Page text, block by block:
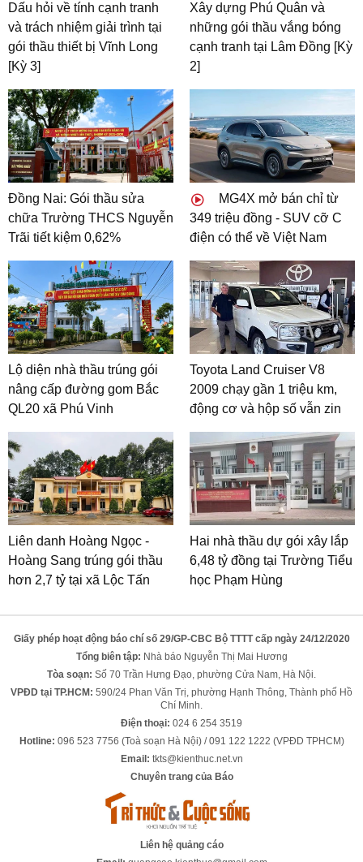
Dấu hỏi về tính cạnh tranh
và trách nhiệm giải trình tại
gói thầu thiết bị Vĩnh Long
[Kỳ 3]
Xây dựng Phú Quân và
những gói thầu vắng bóng
cạnh tranh tại Lâm Đồng [Kỳ
2]
Đồng Nai: Gói thầu sửa
chữa Trường THCS Nguyễn
Trãi tiết kiệm 0,62%
MG4X mở bán chỉ từ
349 triệu đồng - SUV cỡ C
điện có thể về Việt Nam
Lộ diện nhà thầu trúng gói
nâng cấp đường gom Bắc
QL20 xã Phú Vinh
Toyota Land Cruiser V8
2009 chạy gần 1 triệu km,
động cơ và hộp số vẫn zin
Liên danh Hoàng Ngọc -
Hoàng Sang trúng gói thầu
hơn 2,7 tỷ tại xã Lộc Tấn
Hai nhà thầu dự gói xây lắp
6,48 tỷ đồng tại Trường Tiểu
học Phạm Hùng
Giấy phép hoạt động báo chí số 29/GP-CBC Bộ TTTT cấp ngày 24/12/2020
Tổng biên tập: Nhà báo Nguyễn Thị Mai Hương
Tòa soạn: Số 70 Trần Hưng Đạo, phường Cửa Nam, Hà Nội.
VPĐD tại TP.HCM: 590/24 Phan Văn Trị, phường Hạnh Thông, Thành phố Hồ
Chí Minh.
Điện thoại: 024 6 254 3519
Hotline: 096 523 7756 (Toà soạn Hà Nội) / 091 122 1222 (VPĐD TPHCM)
Email: tkts@kienthuc.net.vn
Chuyên trang của Báo
Liên hệ quảng cáo